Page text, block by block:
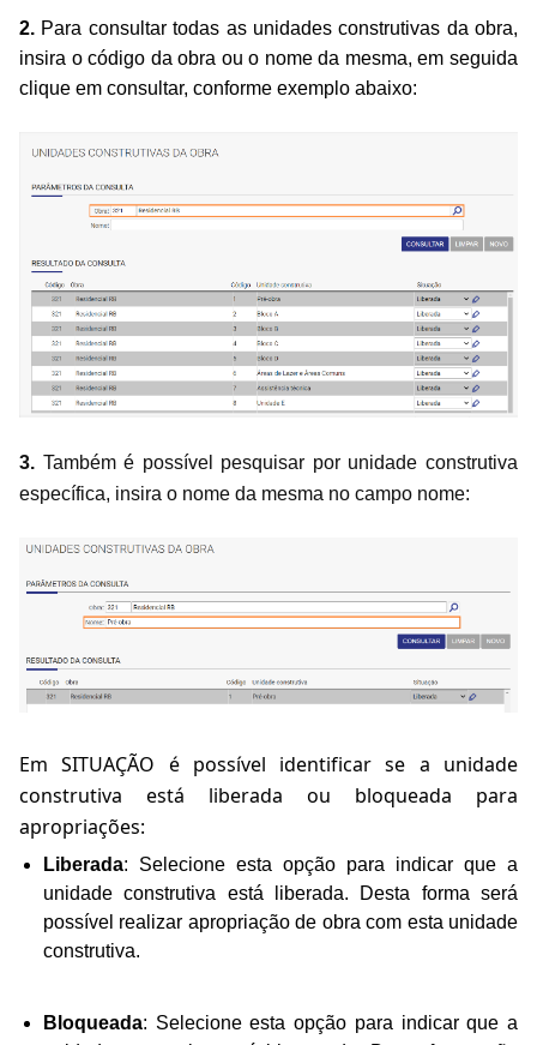
2. Para consultar todas as unidades construtivas da obra,
insira o código da obra ou o nome da mesma, em seguida
clique em consultar, conforme exemplo abaixo:
3. Também é possível pesquisar por unidade construtiva
específica, insira o nome da mesma no campo nome:
Em SITUAÇÃO é possível identificar se a unidade
construtiva está liberada ou bloqueada para
apropriações:
Liberada: Selecione esta opção para indicar que a
unidade construtiva está liberada. Desta forma será
possível realizar apropriação de obra com esta unidade
construtiva.
Bloqueada: Selecione esta opção para indicar que a